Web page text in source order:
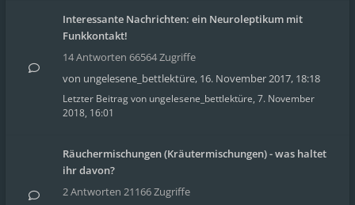
Interessante Nachrichten: ein Neuroleptikum mit
Funkkontakt!
14 Antworten 66564 Zugriffe
von ungelesene_bettlektüre, 16. November 2017, 18:18
Letzter Beitrag von ungelesene_bettlektüre, 7. November
2018, 16:01
Räuchermischungen (Kräutermischungen) - was haltet
ihr davon?
2 Antworten 21166 Zugriffe